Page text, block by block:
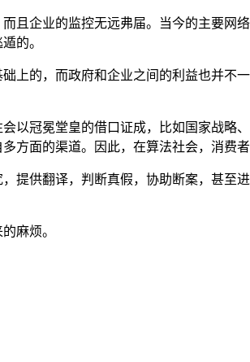
且企业的监控无远弗届。当今的主要网
的。
的，而政府和企业之间的利益也并不
以冠冕堂皇的借口证成，比如国家战略
方面的渠道。因此，在算法社会，消费者
提供翻译，判断真假，协助断案，甚至
麻烦。